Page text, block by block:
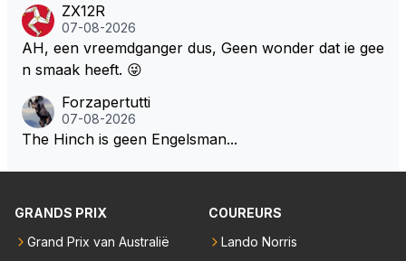
l bij Windsor op te roepen. Maar in een tijd zonder r
aces zijn dit leuke berichtjes
ZX12R
07-08-2026
AH, een vreemdganger dus, Geen wonder dat ie gee
n smaak heeft. 😜
Forzapertutti
07-08-2026
The Hinch is geen Engelsman...
GRANDS PRIX
Grand Prix van Australië
COUREURS
Lando Norris